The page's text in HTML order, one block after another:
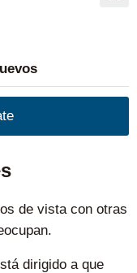
de vista con otras
dirigido a que